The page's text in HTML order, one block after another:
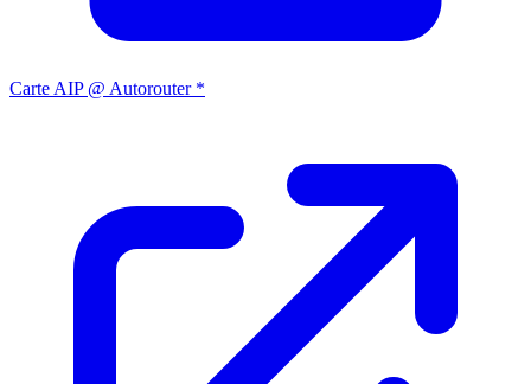
Carte AIP @ Autorouter *